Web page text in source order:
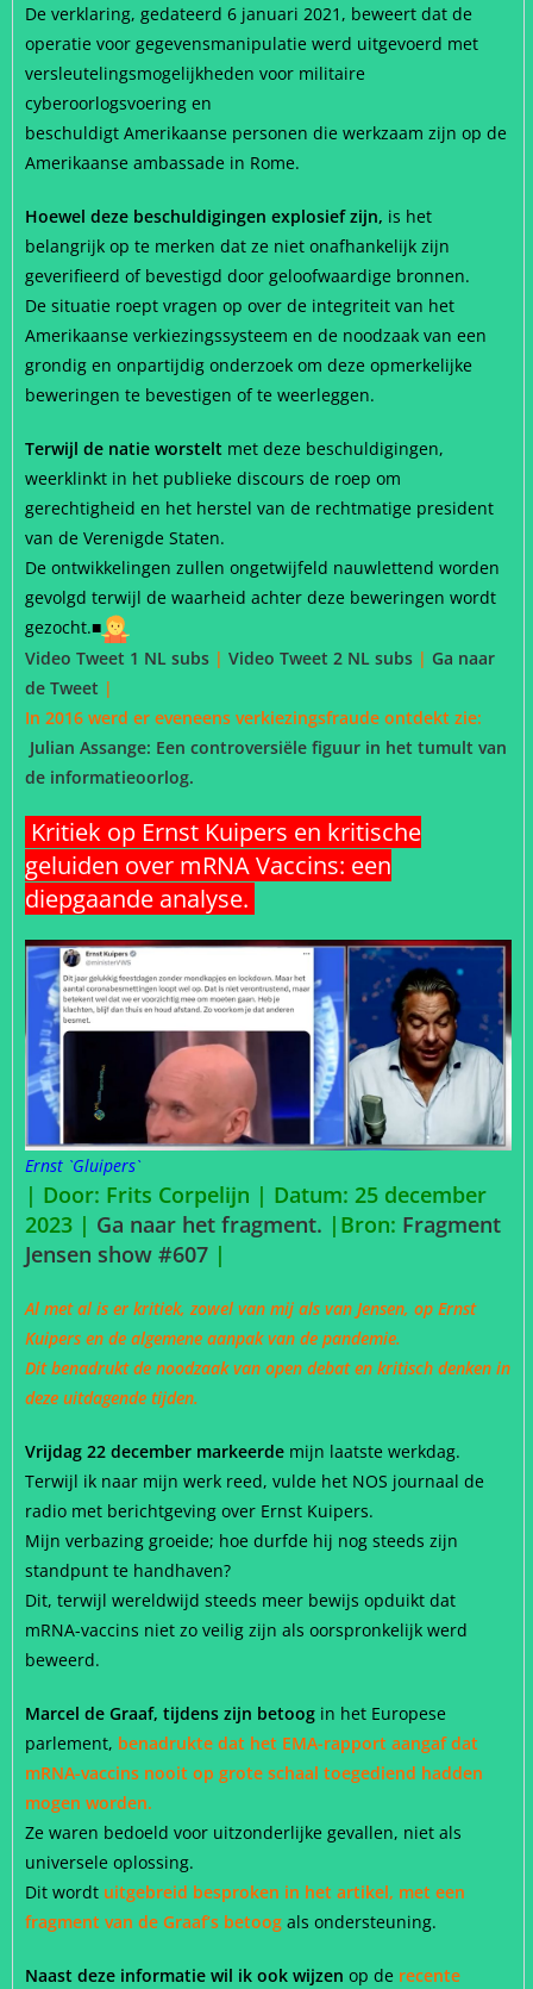
De verklaring, gedateerd 6 januari 2021, beweert dat de
operatie voor gegevensmanipulatie werd uitgevoerd met
versleutelingsmogelijkheden voor militaire
cyberoorlogsvoering en
beschuldigt Amerikaanse personen die werkzaam zijn op de
Amerikaanse ambassade in Rome.
Hoewel deze beschuldigingen explosief zijn, is het
belangrijk op te merken dat ze niet onafhankelijk zijn
geverifieerd of bevestigd door geloofwaardige bronnen.
De situatie roept vragen op over de integriteit van het
Amerikaanse verkiezingssysteem en de noodzaak van een
grondig en onpartijdig onderzoek om deze opmerkelijke
beweringen te bevestigen of te weerleggen.
Terwijl de natie worstelt met deze beschuldigingen,
weerklinkt in het publieke discours de roep om
gerechtigheid en het herstel van de rechtmatige president
van de Verenigde Staten.
De ontwikkelingen zullen ongetwijfeld nauwlettend worden
gevolgd terwijl de waarheid achter deze beweringen wordt
gezocht.■
Video Tweet 1 NL subs | Video Tweet 2 NL subs | Ga naar
de Tweet |
In 2016 werd er eveneens verkiezingsfraude ontdekt zie:
Julian Assange: Een controversiële figuur in het tumult van
de informatieoorlog.
Kritiek op Ernst Kuipers en kritische
geluiden over mRNA Vaccins: een
diepgaande analyse.
Ernst `Gluipers`
| Door: Frits Corpelijn | Datum: 25 december
2023 | Ga naar het fragment. | Bron: Fragment
Jensen show #607 |
Al met al is er kritiek, zowel van mij als van Jensen, op Ernst
Kuipers en de algemene aanpak van de pandemie.
Dit benadrukt de noodzaak van open debat en kritisch denken in
deze uitdagende tijden.
Vrijdag 22 december markeerde mijn laatste werkdag.
Terwijl ik naar mijn werk reed, vulde het NOS journaal de
radio met berichtgeving over Ernst Kuipers.
Mijn verbazing groeide; hoe durfde hij nog steeds zijn
standpunt te handhaven?
Dit, terwijl wereldwijd steeds meer bewijs opduikt dat
mRNA-vaccins niet zo veilig zijn als oorspronkelijk werd
beweerd.
Marcel de Graaf, tijdens zijn betoog in het Europese
parlement, benadrukte dat het EMA-rapport aangaf dat
mRNA-vaccins nooit op grote schaal toegediend hadden
mogen worden.
Ze waren bedoeld voor uitzonderlijke gevallen, niet als
universele oplossing.
Dit wordt uitgebreid besproken in het artikel, met een
fragment van de Graaf’s betoog als ondersteuning.
Naast deze informatie wil ik ook wijzen op de recente